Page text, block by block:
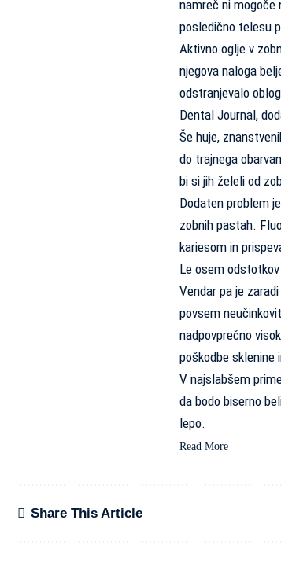
namreč ni mogoče
posledično telesu
Aktivno oglje v
njegova naloga
odstranjevalo
Dental Journal,
Še huje,
do trajnega
bi si jih želeli od
Dodaten problem
zobnih pastah.
kariesom in
Le osem
Vendar pa je
povsem
nadpovprečno
poškodbe sklenine
V najslabšem
da bodo biserno
lepo.
Read More
Share This Article